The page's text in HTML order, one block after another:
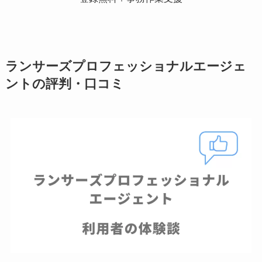
ランサーズプロフェッショナルエージェ
ントの評判・口コミ